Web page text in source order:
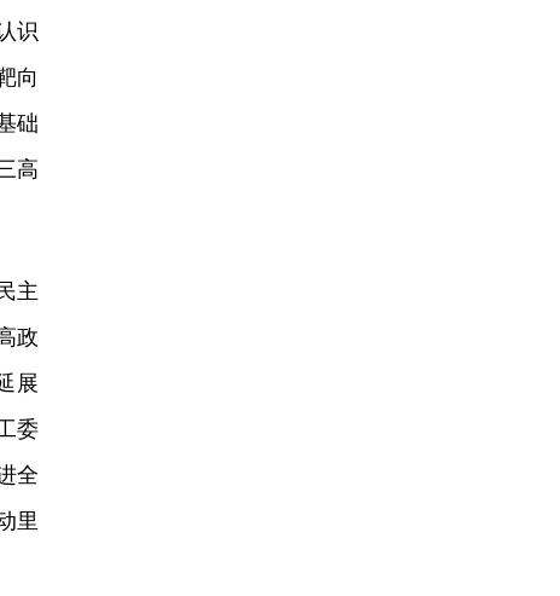
识
向
础
高
主
政
展
委
全
里